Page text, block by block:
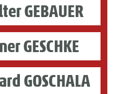
GEBAUER
GESCHKE
GOSCHALA